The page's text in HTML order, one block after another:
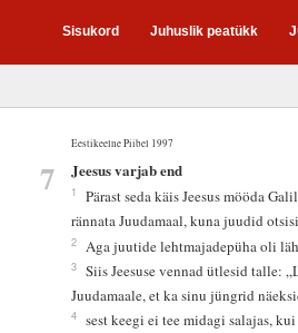
Sisukord Juhuslik peatükk
Eestikeelne Piibel 1997
7 Jeesus varjab end
1
Pärast seda käis Jeesus mööda
rännata Juudamaal, kuna juudid
2 Aga juutide lehtmajadepüha oli
3
Siis Jeesuse vennad ütlesid talle:
Juudamaale, et ka sinu jüngrid
4
sest keegi ei tee midagi salajas,